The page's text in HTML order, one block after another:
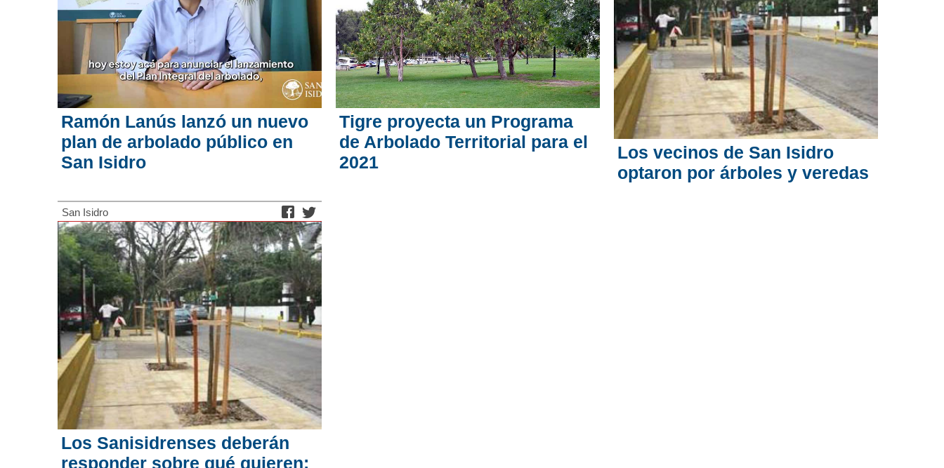
Ramón Lanús lanzó un nuevo
plan de arbolado público en
San Isidro
Tigre proyecta un Programa
de Arbolado Territorial para el
2021
Los vecinos de San Isidro
optaron por árboles y veredas
San Isidro
Los Sanisidrenses deberán
responder sobre qué quieren: